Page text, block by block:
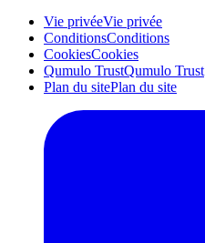
Vie privéeVie privée
ConditionsConditions
CookiesCookies
Qumulo TrustQumulo Trust
Plan du sitePlan du site